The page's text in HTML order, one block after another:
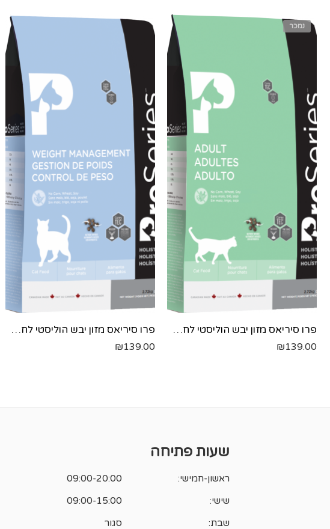
נמכר
פרו סיריאס מזון יבש הוליסטי לחתולים בוגרים- עוף ואורז - 2.72 ק"ג
₪139.00
פרו סיריאס מזון יבש הוליסטי לחתולים בוגרים עם עודף משקל- עוף ואורז - 2.72 ק"ג
₪139.00
שעות פתיחה
ראשון-חמישי: 09:00-20:00
שישי: 09:00-15:00
שבת: סגור